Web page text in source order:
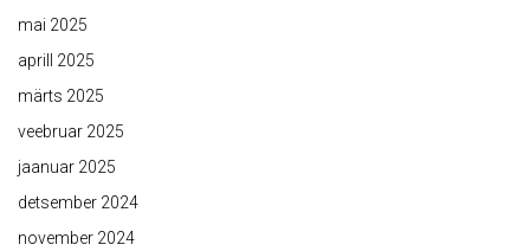
mai 2025
aprill 2025
märts 2025
veebruar 2025
jaanuar 2025
detsember 2024
november 2024